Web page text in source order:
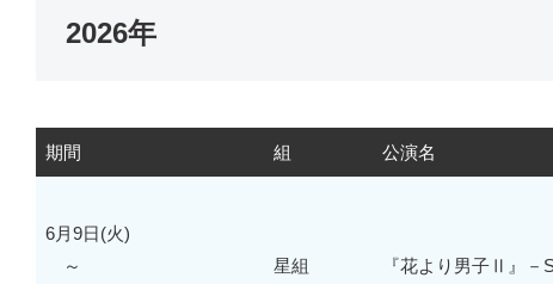
2026年
期間 組 公演名
6月9日(火)
～
星組 『花より男子Ⅱ』－